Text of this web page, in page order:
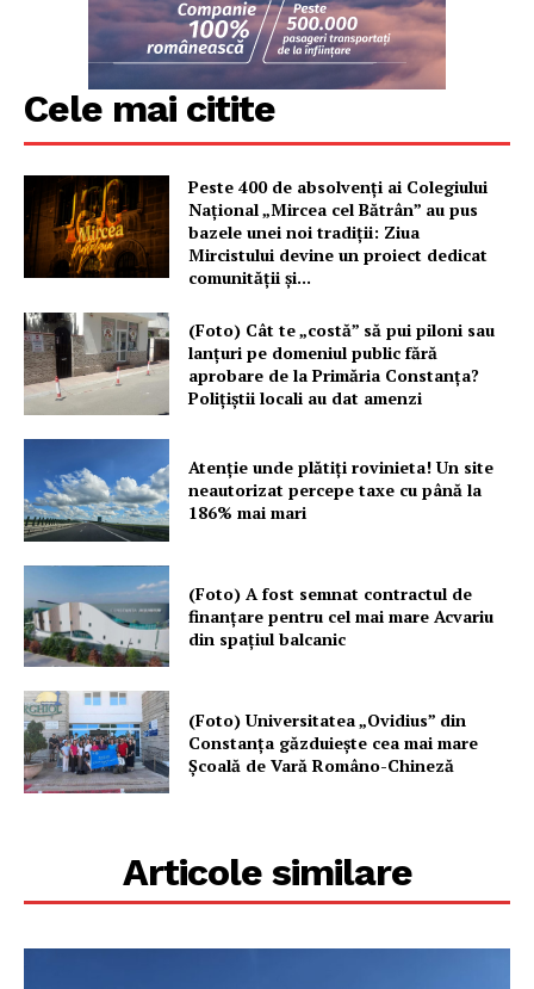
Cele mai citite
Peste 400 de absolvenți ai Colegiului
Național „Mircea cel Bătrân” au pus
bazele unei noi tradiții: Ziua
Mircistului devine un proiect dedicat
comunității și...
(Foto) Cât te „costă” să pui piloni sau
lanțuri pe domeniul public fără
aprobare de la Primăria Constanța?
Polițiștii locali au dat amenzi
Atenție unde plătiți rovinieta! Un site
neautorizat percepe taxe cu până la
186% mai mari
(Foto) A fost semnat contractul de
finanțare pentru cel mai mare Acvariu
din spațiul balcanic
(Foto) Universitatea „Ovidius” din
Constanța găzduiește cea mai mare
Școală de Vară Româno-Chineză
Articole similare